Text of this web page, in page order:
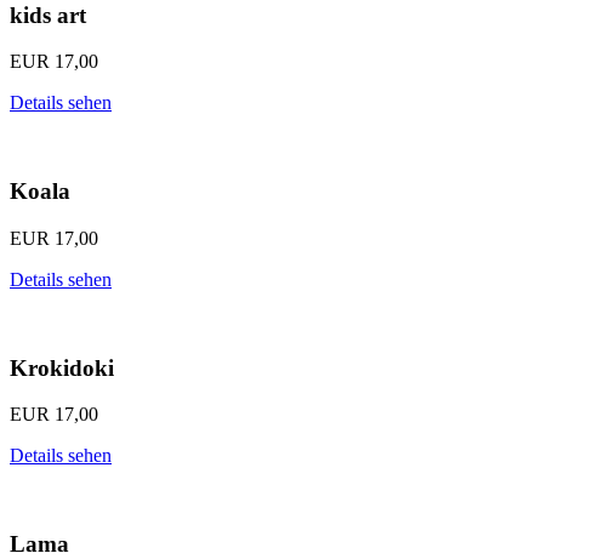
kids art
EUR 17,00
Details sehen
Koala
EUR 17,00
Details sehen
Krokidoki
EUR 17,00
Details sehen
Lama